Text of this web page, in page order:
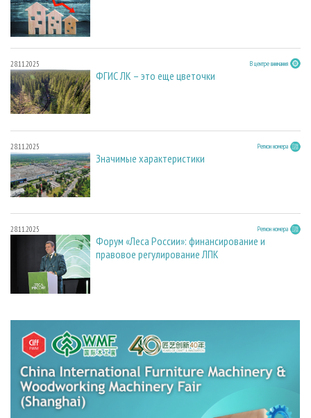
28.11.2025 В центре внимания
ФГИС ЛК – это еще цветочки
28.11.2025 Регион номера
Значимые характеристики
28.11.2025 Регион номера
Форум «Леса России»: финансирование и
правовое регулирование ЛПК